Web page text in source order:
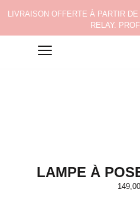
LIVRAISON OFFERTE À PARTIR
RELAY.
LAMPE À
149,00